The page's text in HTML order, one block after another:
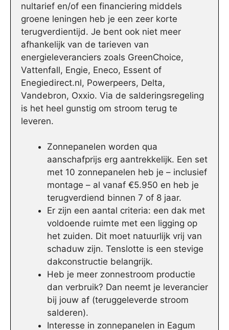
nultarief en/of een financiering middels
groene leningen heb je een zeer korte
terugverdientijd. Je bent ook niet meer
afhankelijk van de tarieven van
energieleveranciers zoals GreenChoice,
Vattenfall, Engie, Eneco, Essent of
Enegiedirect.nl, Powerpeers, Delta,
Vandebron, Oxxio. Via de salderingsregeling
is het heel gunstig om stroom terug te
leveren.
Zonnepanelen worden qua
aanschafprijs erg aantrekkelijk. Een set
met 10 zonnepanelen heb je – inclusief
montage – al vanaf €5.950 en heb je
terugverdiend binnen 7 of 8 jaar.
Er zijn een aantal criteria: een dak met
voldoende ruimte met een ligging op
het zuiden. Dit moet natuurlijk vrij van
schaduw zijn. Tenslotte is een stevige
dakconstructie belangrijk.
Heb je meer zonnestroom productie
dan verbruik? Dan neemt je leverancier
bij jouw af (teruggeleverde stroom
salderen).
Interesse in zonnepanelen in Eagum